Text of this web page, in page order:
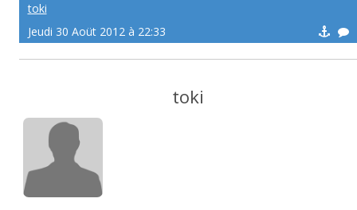
toki
Jeudi 30 Aoüt 2012 à 22:33
toki